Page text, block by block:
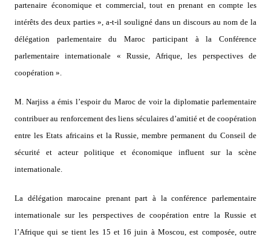
partenaire économique et commercial, tout en prenant en compte les
intérêts des deux parties », a-t-il souligné dans un discours au nom de la
délégation parlementaire du Maroc participant à la Conférence
parlementaire internationale « Russie, Afrique, les perspectives de
coopération ».
M. Narjiss a émis l’espoir du Maroc de voir la diplomatie parlementaire
contribuer au renforcement des liens séculaires d’amitié et de coopération
entre les Etats africains et la Russie, membre permanent du Conseil de
sécurité et acteur politique et économique influent sur la scène
internationale.
La délégation marocaine prenant part à la conférence parlementaire
internationale sur les perspectives de coopération entre la Russie et
l’Afrique qui se tient les 15 et 16 juin à Moscou, est composée, outre